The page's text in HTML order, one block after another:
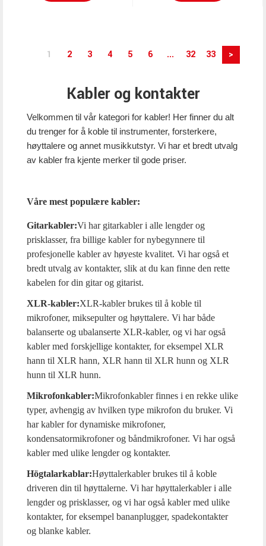
1 2 3 4 5 6 ... 32 33 >
Kabler og kontakter
Velkommen til vår kategori for kabler! Her finner du alt
du trenger for å koble til instrumenter, forsterkere,
høyttalere og annet musikkutstyr. Vi har et bredt utvalg
av kabler fra kjente merker til gode priser.
Våre mest populære kabler:
Gitarkabler:Vi har gitarkabler i alle lengder og
prisklasser, fra billige kabler for nybegynnere til
profesjonelle kabler av høyeste kvalitet. Vi har også et
bredt utvalg av kontakter, slik at du kan finne den rette
kabelen for din gitar og gitarist.
XLR-kabler:XLR-kabler brukes til å koble til
mikrofoner, miksepulter og høyttalere. Vi har både
balanserte og ubalanserte XLR-kabler, og vi har også
kabler med forskjellige kontakter, for eksempel XLR
hann til XLR hann, XLR hann til XLR hunn og XLR
hunn til XLR hunn.
Mikrofonkabler:Mikrofonkabler finnes i en rekke ulike
typer, avhengig av hvilken type mikrofon du bruker. Vi
har kabler for dynamiske mikrofoner,
kondensatormikrofoner og båndmikrofoner. Vi har også
kabler med ulike lengder og kontakter.
Högtalarkablar:Høyttalerkabler brukes til å koble
driveren din til høyttalerne. Vi har høyttalerkabler i alle
lengder og prisklasser, og vi har også kabler med ulike
kontakter, for eksempel bananplugger, spadekontakter
og blanke kabler.